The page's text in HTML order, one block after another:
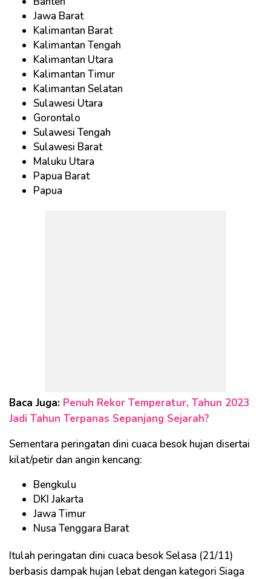
Jawa Barat
Kalimantan Barat
Kalimantan Tengah
Kalimantan Utara
Kalimantan Timur
Kalimantan Selatan
Sulawesi Utara
Gorontalo
Sulawesi Tengah
Sulawesi Barat
Maluku Utara
Papua Barat
Papua
Baca Juga: Penuh Rekor Temperatur, Tahun 2023
Jadi Tahun Terpanas Sepanjang Sejarah?
Sementara peringatan dini cuaca besok hujan disertai
kilat/petir dan angin kencang:
Bengkulu
DKI Jakarta
Jawa Timur
Nusa Tenggara Barat
Itulah peringatan dini cuaca besok Selasa (21/11)
berbasis dampak hujan lebat dengan kategori Siaga